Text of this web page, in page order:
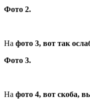
Фото 2.
На фото 3, вот так
Фото 3.
На фото 4, вот скоба,